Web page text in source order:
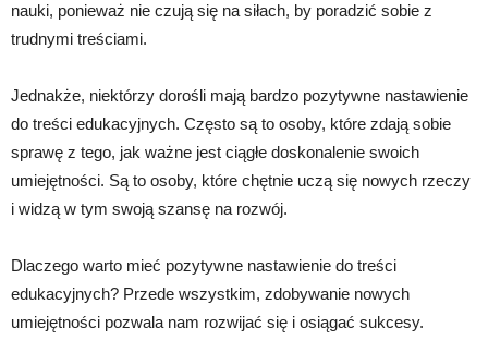
nauki, ponieważ nie czują się na siłach, by poradzić sobie z
trudnymi treściami.
Jednakże, niektórzy dorośli mają bardzo pozytywne nastawienie
do treści edukacyjnych. Często są to osoby, które zdają sobie
sprawę z tego, jak ważne jest ciągłe doskonalenie swoich
umiejętności. Są to osoby, które chętnie uczą się nowych rzeczy
i widzą w tym swoją szansę na rozwój.
Dlaczego warto mieć pozytywne nastawienie do treści
edukacyjnych? Przede wszystkim, zdobywanie nowych
umiejętności pozwala nam rozwijać się i osiągać sukcesy.